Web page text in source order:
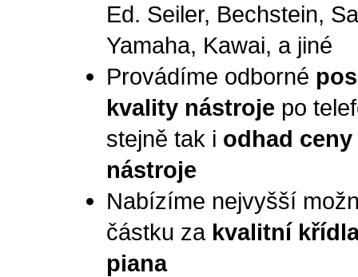
Ed. Seiler, Bechstein,
Yamaha, Kawai, a jiné
Provádíme odborné
kvality nástroje po
stejně tak i odhad ceny
nástroje
Nabízíme nejvyšší
částku za kvalitní
piana